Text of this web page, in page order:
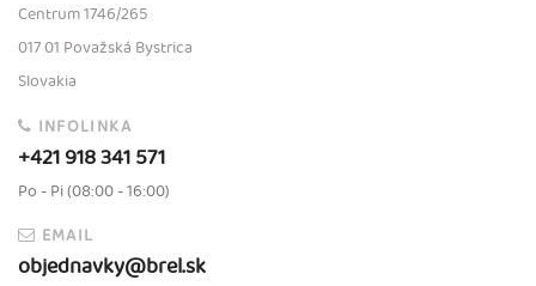
Centrum 1746/265
017 01 Považská Bystrica
Slovakia
INFOLINKA
+421 918 341 571
Po - Pi (08:00 - 16:00)
EMAIL
objednavky@brel.sk